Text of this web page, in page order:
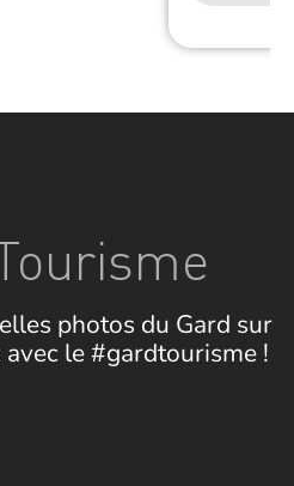
photos du Gard sur
le #gardtourisme !